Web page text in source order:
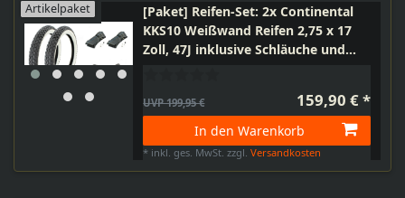
Artikelpaket
[Paket] Reifen-Set: 2x Continental
KKS10 Weißwand Reifen 2,75 x 17
Zoll, 47J inklusive Schläuche und
UVP 199,95 € 159,90 € *
In den Warenkorb
* inkl. ges. MwSt. zzgl.Versandkosten